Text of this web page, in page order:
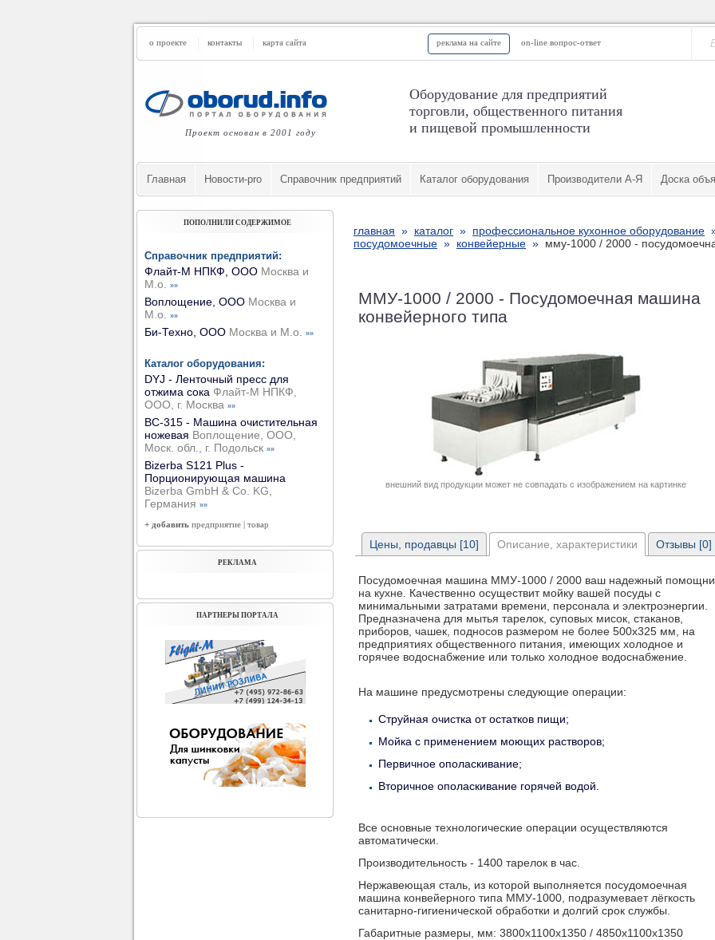
о проекте контакты карта сайта реклама на сайте on-line вопрос-ответ
Проект основан в 2001 году
Оборудование для предприятий
торговли, общественного питания
и пищевой промышленности
Главная Новости-pro Cправочник предприятий Каталог оборудования Производители А-Я Доска
главная » каталог » профессиональное кухонное оборудование
посудомоечные » конвейерные » мму-1000 / 2000 -
ММУ-1000 / 2000 - Посудомоечная машина
конвейерного типа
внешний вид продукции может не совпадать с изображением на картинке
Цены, продавцы [10] Описание, характеристики
Посудомоечная машина ММУ-1000 / 2000 ваш надежный
на кухне. Качественно осуществит мойку вашей посуды с
минимальными затратами времени, персонала и электроэнергии.
Предназначена для мытья тарелок, суповых мисок, стаканов,
приборов, чашек, подносов размером не более 500х325 мм, на
предприятиях общественного питания, имеющих холодное и
горячее водоснабжение или только холодное водоснабжение.
На машине предусмотрены следующие операции:
Струйная очистка от остатков пищи;
Мойка с применением моющих растворов;
Первичное ополаскивание;
Вторичное ополаскивание горячей водой.
Все основные технологические операции осуществляются
автоматически.
Производительность - 1400 тарелок в час.
Нержавеющая сталь, из которой выполняется посудомоечная
машина конвейерного типа ММУ-1000, подразумевает лёгкость
санитарно-гигиенической обработки и долгий срок службы.
Габаритные размеры, мм: 3800х1100х1350 / 4850х1100х1350
Отзывы [0]
ПОПОЛНИЛИ СОДЕРЖИМОЕ
Справочник предприятий:
Флайт-М НПКФ, ООО Москва и
М.о.
»»
Воплощение, ООО Москва и
М.о.
»»
Би-Техно, ООО Москва и М.о. »»
Каталог оборудования:
DYJ - Ленточный пресс для
отжима сока Флайт-М НПКФ,
ООО, г. Москва »»
ВС-315 - Машина очистительная
ножевая Воплощение, ООО,
Моск. обл., г. Подольск »»
Bizerba S121 Plus -
Порционирующая машина
Bizerba GmbH & Co. KG,
Германия »»
+ добавить предприятие | товар
РЕКЛАМА
ПАРТНЕРЫ ПОРТАЛА